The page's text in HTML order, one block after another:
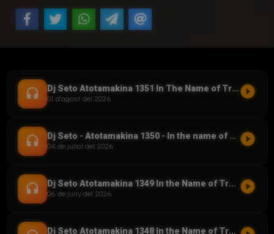
headset Dj Seto Atotamakina 1351 In The Name of Trance 01082026
01 d'agost del 2026 play_circle_filled
headset Dj Seto - Atotamakina 1350 - In the name of Trance - 04072026
04 de juliol del 2026 play_circle_filled
headset Dj Seto Atotamakina 1349 In the Name of Trance 06062026
06 de juny del 2026 play_circle_filled
Dj Seto Atotamakina 1348 In the Name of Trance 02052026